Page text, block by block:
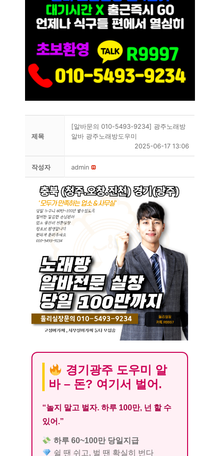
제목
[알바문의 010-5493-9234] 광주노래방
알바 광주노래방도우미
2025-06-17 13:06
작성자 admin
경기광주 도우미 알
바 – 돈? 여기서 벌어.
“놀지 말고 벌자. 하루 100만, 넌 할 수
있어.”
하루 60~100만 당일지급
쉴 땐 쉬고, 벌 땐 확실히 번다